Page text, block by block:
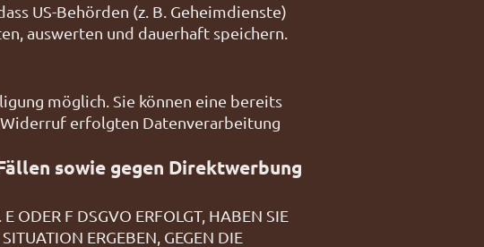
US-Behörden (z. B. Geheimdienste)
auswerten und dauerhaft speichern.
möglich. Sie können eine bereits
erfolgten Datenverarbeitung
sowie gegen Direktwerbung
ODER F DSGVO ERFOLGT, HABEN SIE
ERGEBEN, GEGEN DIE